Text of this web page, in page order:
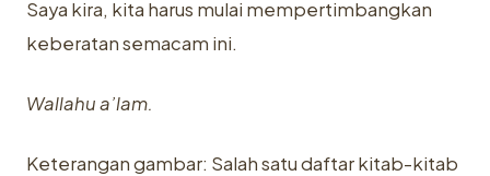
Saya kira, kita harus mulai mempertimbangkan
keberatan semacam ini.
Wallahu a’lam.
Keterangan gambar: Salah satu daftar kitab-kitab